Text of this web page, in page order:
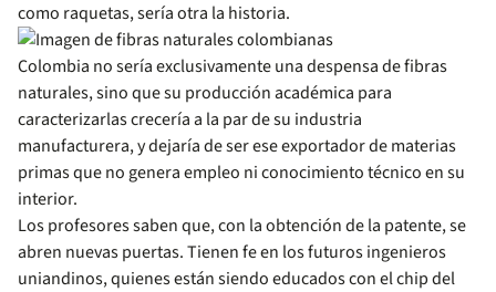
como raquetas, sería otra la historia.
Colombia no sería exclusivamente una despensa de fibras
naturales, sino que su producción académica para
caracterizarlas crecería a la par de su industria
manufacturera, y dejaría de ser ese exportador de materias
primas que no genera empleo ni conocimiento técnico en su
interior.
Los profesores saben que, con la obtención de la patente, se
abren nuevas puertas. Tienen fe en los futuros ingenieros
uniandinos, quienes están siendo educados con el chip del